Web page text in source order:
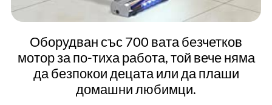
Оборудван със 700 вата безчетков
мотор за по-тиха работа, той вече няма
да безпокои децата или да плаши
домашни любимци.